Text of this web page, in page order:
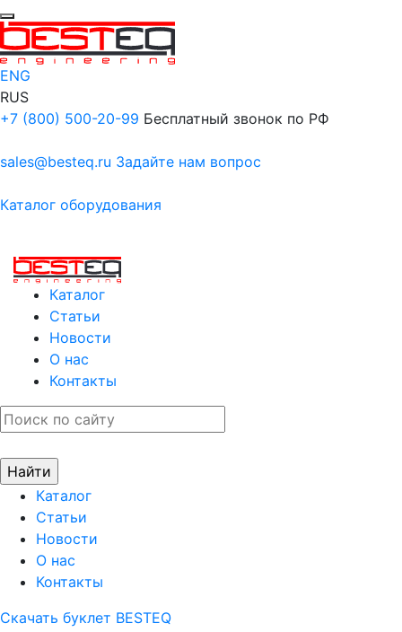
ENG
RUS
+7 (800) 500-20-99 Бесплатный звонок по РФ
sales@besteq.ru Задайте нам вопрос
Каталог оборудования
Каталог
Статьи
Новости
О нас
Контакты
Каталог
Статьи
Новости
О нас
Контакты
Скачать буклет BESTEQ